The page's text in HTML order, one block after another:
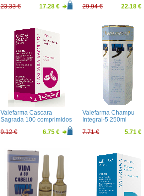
23.33 €
17.28 €
29.94 €
22.18 €
Valefarma Cascara
Sagrada 100 comprimidos
9.12 €
6.75 €
Valefarma Champu
Integral-5 250ml
7.71 €
5.71 €